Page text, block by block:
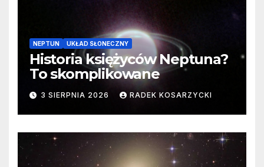
NEPTUN UKŁAD SŁONECZNY
Historia księżyców Neptuna?
To skomplikowane
3 SIERPNIA 2026 RADEK KOSARZYCKI